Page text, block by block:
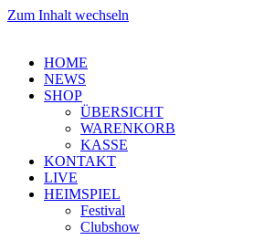
Zum Inhalt wechseln
HOME
NEWS
SHOP
ÜBERSICHT
WARENKORB
KASSE
KONTAKT
LIVE
HEIMSPIEL
Festival
Clubshow